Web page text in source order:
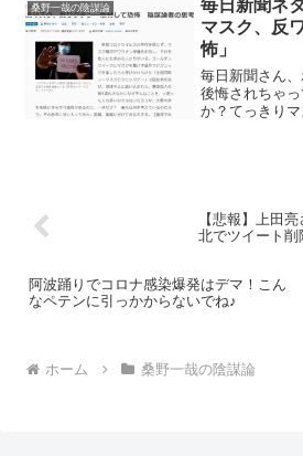
桑野一哉の陰謀論
毎日新聞ネ
マスク、反
怖」
毎日新聞さん
後悔されちゃ
か？てっきり
の安全性の、
るのかとおも
【悲報】上田
北でツイート削
阿波踊りでコロナ感染爆発はデマ！こん
なペテンに引っかからないでね♪
ホーム 桑野一哉の陰謀論